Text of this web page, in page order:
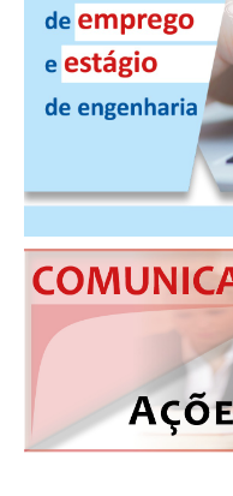
PUBLICAÇÕES
PUBLICIDADE
MANUAL DE REDAÇÃO
CADASTRO
ASSOCIE-SE
ATUALIZAÇÃO CADASTRAL
NÚCLEO JOVEM